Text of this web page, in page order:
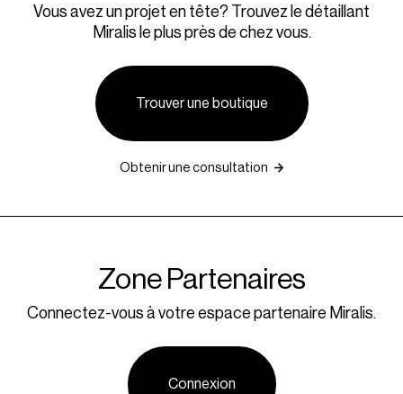
Vous avez un projet en tête? Trouvez le détaillant
Miralis le plus près de chez vous.
Trouver une boutique
Obtenir une consultation
Zone Partenaires
Connectez-vous à votre espace partenaire Miralis.
Connexion